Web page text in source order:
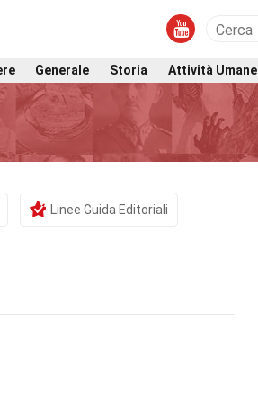
Generale Storia Attività Umane
Linee Guida Editoriali